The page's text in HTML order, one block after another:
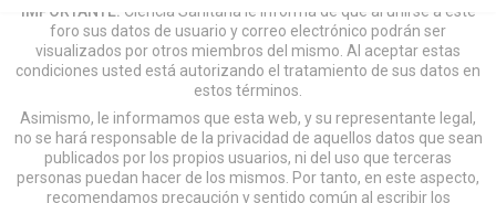
IMPORTANTE: Ciencia Sanitaria le informa de que al unirse a este
foro sus datos de usuario y correo electrónico podrán ser
visualizados por otros miembros del mismo. Al aceptar estas
condiciones usted está autorizando el tratamiento de sus datos en
estos términos.
Asimismo, le informamos que esta web, y su representante legal,
no se hará responsable de la privacidad de aquellos datos que sean
publicados por los propios usuarios, ni del uso que terceras
personas puedan hacer de los mismos. Por tanto, en este aspecto,
recomendamos precaución y sentido común al escribir los